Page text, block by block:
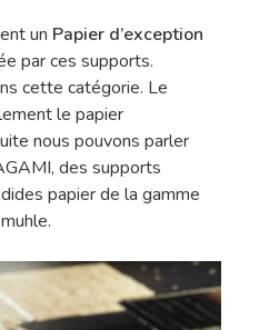
close
un Papier d’exception
par ces supports.
cette catégorie. Le
le papier
nous pouvons parler
des supports
papier de la gamme